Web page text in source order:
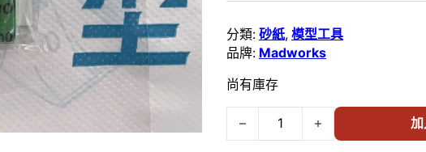
分類: 砂紙, 模型工具
品牌: Madworks
尚有庫存
MADWORKS 海綿砂紙